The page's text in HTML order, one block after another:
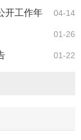
04-14
开工作年
01-26
01-22